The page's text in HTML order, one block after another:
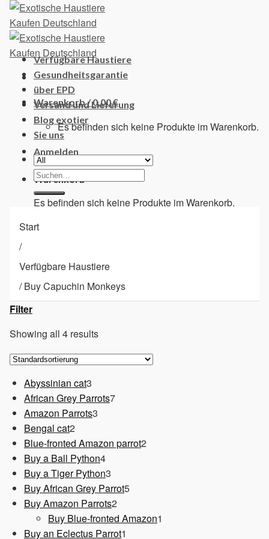
Skip
content
Warenkorb /0,00€
Es befinden sich keine Produkte im Warenkorb.
Anmelden
Warenkorb
Es befinden sich keine Produkte im Warenkorb.
Verfügbare Haustiere
Gesundheitsgarantie
über EPD
Versand und Lieferung
Blog exotier
Sie uns
Suchen
nach:
Start
/
Verfügbare Haustiere
/Buy Capuchin Monkeys
Filter
Showing all 4 results
Abyssinian cat3
Produkte
African Grey Parrots77
Amazon Parrots3
Bengal cat22
Produkte
Blue-fronted Amazon parrot22
Buy a Ball Python44
Produkte
Buy a Tiger Python3
Produkte
Buy African Grey Parrot55
Buy Amazon Parrots22
Produkte
Buy Blue-fronted Amazon1
Buy an Eclectus Parrot1